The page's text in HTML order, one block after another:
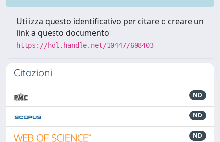
Utilizza questo identificativo per citare o creare un
link a questo documento:
https://hdl.handle.net/10447/698403
Citazioni
ND
ND
ND